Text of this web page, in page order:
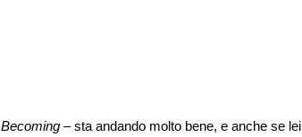
Becoming – sta andando molto bene, e anche se lei